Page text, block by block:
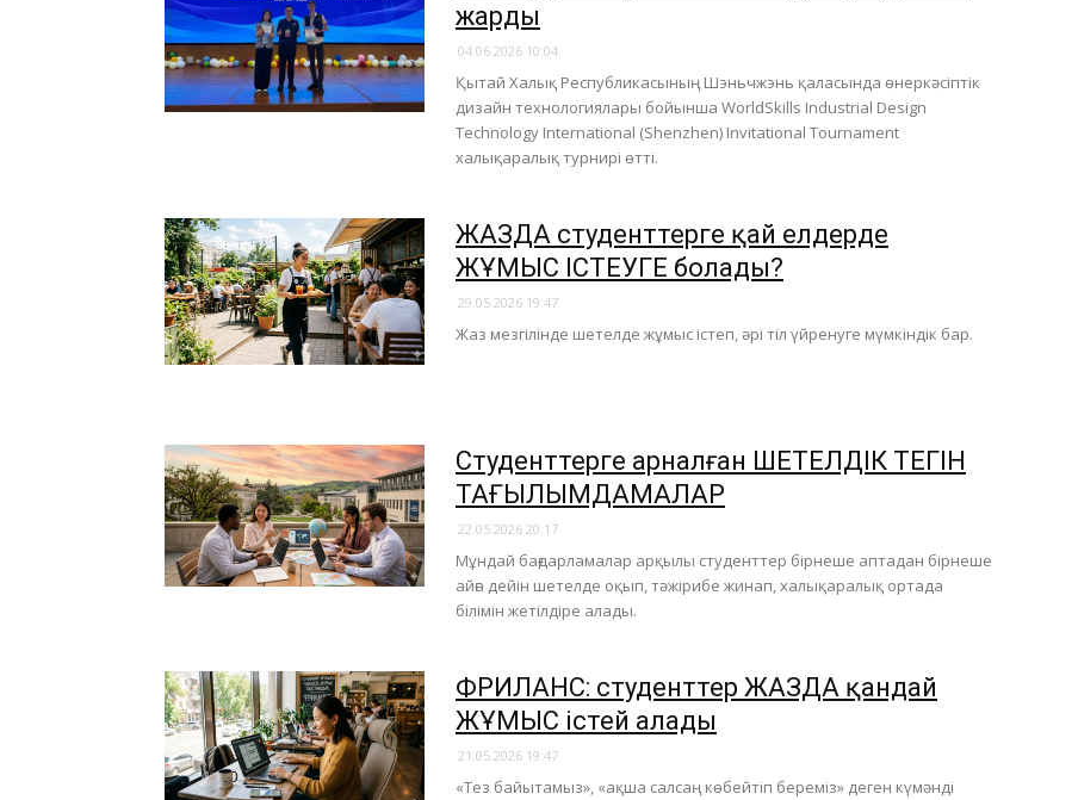
жарды
04.06.2026 10:04
Қытай Халық Республикасының Шэньчжэнь қаласында өнеркәсіптік
дизайн технологиялары бойынша WorldSkills Industrial Design
Technology International (Shenzhen) Invitational Tournament
халықаралық турнирі өтті.
ЖАЗДА студенттерге қай елдерде
ЖҰМЫС ІСТЕУГЕ болады?
29.05.2026 19:47
Жаз мезгілінде шетелде жұмыс істеп, әрі тіл үйренуге мүмкіндік бар.
Студенттерге арналған ШЕТЕЛДІК ТЕГІН
ТАҒЫЛЫМДАМАЛАР
22.05.2026 20:17
Мұндай бағдарламалар арқылы студенттер бірнеше аптадан бірнеше
айға дейін шетелде оқып, тәжірибе жинап, халықаралық ортада
білімін жетілдіре алады.
ФРИЛАНС: студенттер ЖАЗДА қандай
ЖҰМЫС істей алады
21.05.2026 19:47
«Тез байытамыз», «ақша салсаң көбейтіп береміз» деген күмәнді